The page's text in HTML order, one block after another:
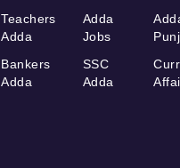
Teachers
Adda
Bankers
Adda
Adda
Jobs
SSC
Adda